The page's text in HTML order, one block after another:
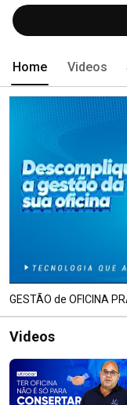
Home Videos
GESTÃO de OFICINA
Videos